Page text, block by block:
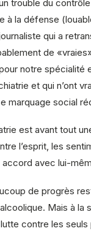
trouble du
à la défense
qui a
de
notre spécialité
et qui n’ont
marquage social
est avant tout
l’esprit, les
avec lui-
de progrès
Mais à la
lutte contre les